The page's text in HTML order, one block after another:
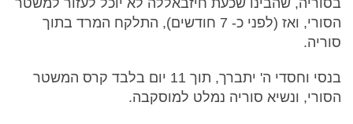
בסוריה, שהבינו שכעת חיזבאללה לא יוכל לעזור למשטר
הסורי, ואז (לפני כ- 7 חודשים), התלקח המרד בתוך
סוריה.
בנסי וחסדי ה' יתברך, תוך 11 יום בלבד קרס המשטר
הסורי, ונשיא סוריה נמלט למוסקבה.